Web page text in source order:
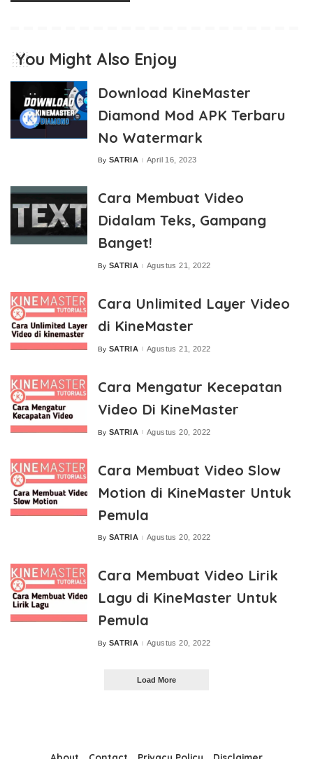
You Might Also Enjoy
Download KineMaster
Diamond Mod APK Terbaru
No Watermark
Posted
By SATRIA April 16, 2023
Cara Membuat Video
Didalam Teks, Gampang
Banget!
Posted
By SATRIA Agustus 21, 2022
Cara Unlimited Layer Video
di KineMaster
Posted
By SATRIA Agustus 21, 2022
Cara Mengatur Kecepatan
Video Di KineMaster
Posted
By SATRIA Agustus 20, 2022
Cara Membuat Video Slow
Motion di KineMaster Untuk
Pemula
Posted
By SATRIA Agustus 20, 2022
Cara Membuat Video Lirik
Lagu di KineMaster Untuk
Pemula
Posted
By SATRIA Agustus 20, 2022
Load More